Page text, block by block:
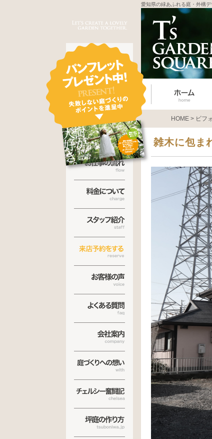
愛知県の緑あふれる庭・外構
HOME > ビフ
雑木に包ま